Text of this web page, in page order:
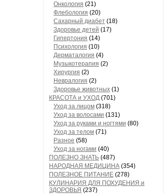
Онкология (21)
Флебология (20)
Сахарный диабет (18)
Здоровье детей (17)
Гипертония (14)
Психология (10)
Дерматалогия (4)
Музыкотерапия (2)
Хирургия (2)
Невралогия (2)
Здоровье животных (1)
КРАСОТА и УХОД (701)
Уход за лицом (318)
Уход за волосами (131)
Уход за руками и ногтями (80)
Уход за телом (71)
Разное (58)
Уход за ногами (40)
ПОЛЕЗНО ЗНАТЬ (487)
НАРОДНАЯ МЕДИЦИНА (354)
ПОЛЕЗНОЕ ПИТАНИЕ (278)
КУЛИНАРИЯ ДЛЯ ПОХУДЕНИЯ и
ЗДОРОВЬЯ (237)